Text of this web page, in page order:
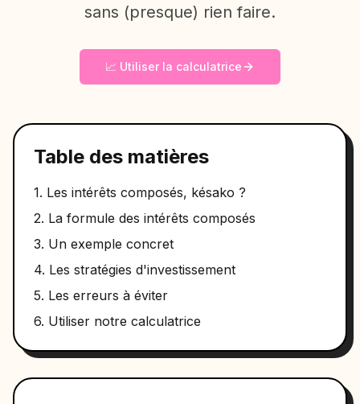
sans (presque) rien faire.
📈 Utiliser la calculatrice
Table des matières
1. Les intérêts composés, késako ?
2. La formule des intérêts composés
3. Un exemple concret
4. Les stratégies d'investissement
5. Les erreurs à éviter
6. Utiliser notre calculatrice